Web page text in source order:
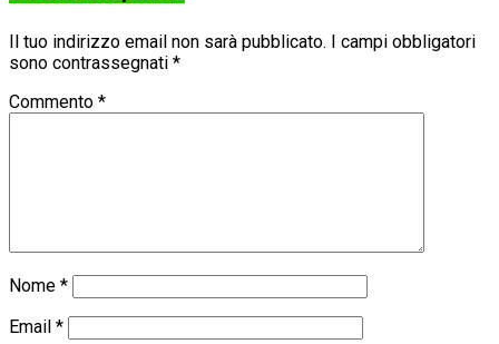
Il tuo indirizzo email non sarà pubblicato.
I campi obbligatori
sono contrassegnati *
Commento *
Nome *
Email *